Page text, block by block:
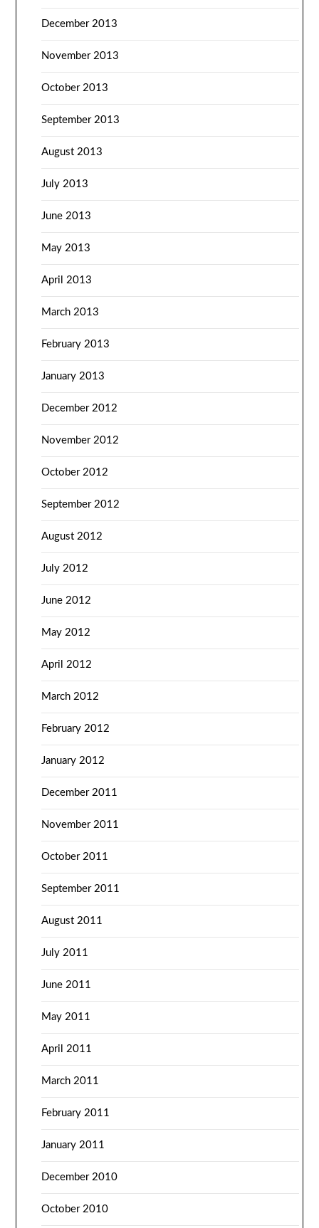
December 2013
November 2013
October 2013
September 2013
August 2013
July 2013
June 2013
May 2013
April 2013
March 2013
February 2013
January 2013
December 2012
November 2012
October 2012
September 2012
August 2012
July 2012
June 2012
May 2012
April 2012
March 2012
February 2012
January 2012
December 2011
November 2011
October 2011
September 2011
August 2011
July 2011
June 2011
May 2011
April 2011
March 2011
February 2011
January 2011
December 2010
October 2010